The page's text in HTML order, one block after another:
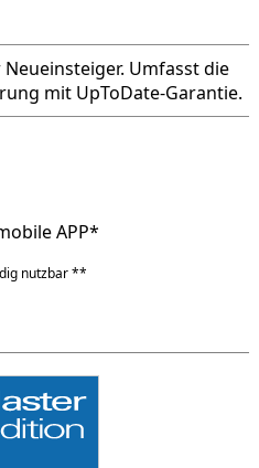
Umfasst die
mit UpToDate-Garantie.
APP*
nutzbar **